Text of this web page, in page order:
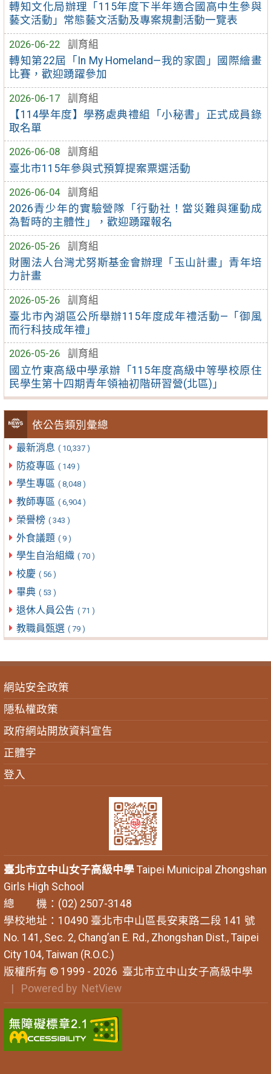
轉知文化局辦理「115年度下半年適合國高中生參與
藝文活動」常態藝文活動及專案規劃活動一覽表
2026-06-22
訓育組
轉知第22屆「In My Homeland—我的家園」國際繪畫
比賽，歡迎踴躍參加
2026-06-17
訓育組
【114學年度】學務處典禮組「小秘書」正式成員錄
取名單
2026-06-08
訓育組
臺北市115年參與式預算提案票選活動
2026-06-04
訓育組
2026青少年的實驗營隊「行動社！當災難與運動成
為暫時的主體性」，歡迎踴躍報名
2026-05-26
訓育組
財團法人台灣尤努斯基金會辦理「玉山計畫」青年培
力計畫
2026-05-26
訓育組
臺北市內湖區公所舉辦115年度成年禮活動—「御風
而行科技成年禮」
2026-05-26
訓育組
國立竹東高級中學承辦「115年度高級中等學校原住
民學生第十四期青年領袖初階研習營(北區)」
依公告類別彙總
最新消息 ( 10,337 )
防疫專區 ( 149 )
學生專區 ( 8,048 )
教師專區 ( 6,904 )
榮譽榜 ( 343 )
外食議題 ( 9 )
學生自治組織 ( 70 )
校慶 ( 56 )
畢典 ( 53 )
退休人員公告 ( 71 )
教職員甄選 ( 79 )
網站安全政策
隱私權政策
政府網站開放資料宣告
正體字
登入
臺北市立中山女子高級中學Taipei Municipal Zhongshan
Girls High School
總 機：(02) 2507-3148
學校地址：10490 臺北市中山區長安東路二段 141 號
No. 141, Sec. 2, Chang’an E. Rd., Zhongshan Dist., Taipei
City 104, Taiwan (R.O.C.)
版權所有 © 1999 - 2026 臺北市立中山女子高級中學
| Powered by NetView